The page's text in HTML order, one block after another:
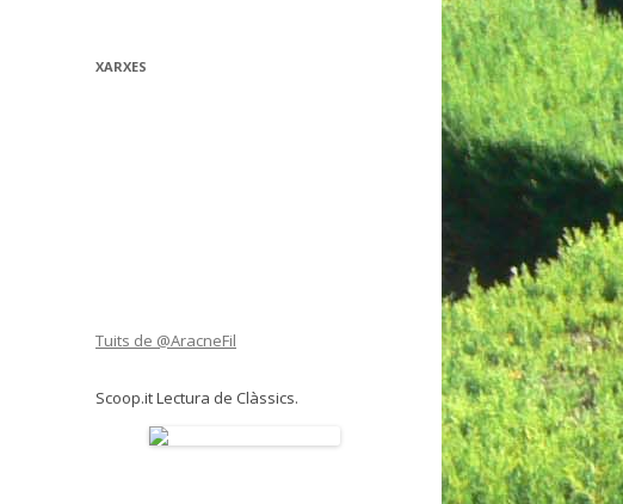
XARXES
Tuits de @AracneFil
Scoop.it Lectura de Clàssics.